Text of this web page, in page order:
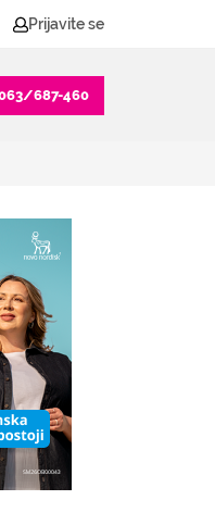
Prijavite se
687-460